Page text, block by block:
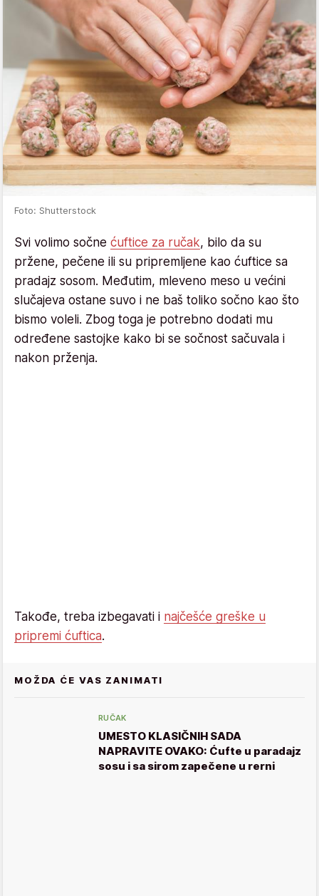
Foto: Shutterstock
Svi volimo sočne ćuftice za ručak, bilo da su
pržene, pečene ili su pripremljene kao ćuftice sa
pradajz sosom. Međutim, mleveno meso u većini
slučajeva ostane suvo i ne baš toliko sočno kao što
bismo voleli. Zbog toga je potrebno dodati mu
određene sastojke kako bi se sočnost sačuvala i
nakon prženja.
Takođe, treba izbegavati i najčešće greške u
pripremi ćuftica.
MOŽDA ĆE VAS ZANIMATI
RUČAK
UMESTO KLASIČNIH SADA
NAPRAVITE OVAKO: Ćufte u paradajz
sosu i sa sirom zapečene u rerni